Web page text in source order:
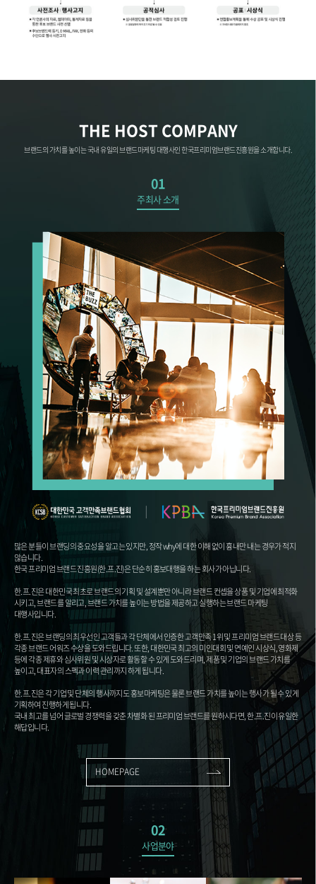
THE HOST COMPANY
브랜드의 가치를 높이는 국내 유일의 브랜드마케팅 대행사인 한국프리미엄브랜드진흥원을 소개합니다.
01
주최사 소개
많은 분들이 브랜딩의 중요성을 알고는 있지만, 정작 why에 대한 이해 없이 흉내만 내는 경우가 적지
않습니다.
한국 프리미엄 브랜드 진흥원(한.프.진)은 단순히 홍보대행을 하는 회사가 아닙니다.
한.프.진은 대한민국 최초로 브랜드의 기획 및 설계뿐만 아니라 브랜드 컨셉을 상품 및 기업에 최적화
시키고, 브랜드를 알리고, 브랜드 가치를 높이는 방법을 제공하고 실행하는 브랜드 마케팅
대행사입니다.
한.프.진은 브랜딩의 최우선인 고객들과 각 단체에서 인증한 고객만족 1위 및 프리미엄 브랜드 대상 등
각종 브랜드 어워즈 수상을 도와드립니다. 또한, 대한민국 최고의 미인대회 및 연예인 시상식, 영화제
등에 각종 제휴와 심사위원 및 시상자로 활동할 수 있게 도와드리며, 제품 및 기업의 브랜드 가치를
높이고, 대표자의 스펙과 이력 관리까지 하게 됩니다.
한.프.진은 각 기업 및 단체의 행사까지도 홍보마케팅은 물론 브랜드 가치를 높이는 행사가 될 수 있게
기획하여 진행하게 됩니다.
국내 최고를 넘어 글로벌 경쟁력을 갖춘 차별화 된 프리미엄 브랜드를 원하시다면, 한.프.진이 유일한
해답입니다.
HOMEPAGE
02
사업분야